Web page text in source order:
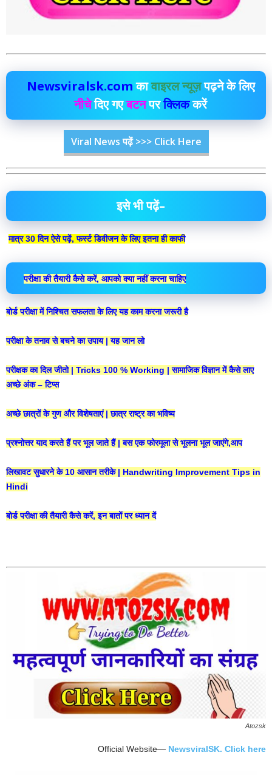
Newsviralsk.comकावाइरल न्यूज़पढ़ने के लिए
नीचेदिए गएबटनपरक्लिककरें
Viral News पढ़ें >>> Click Here
इसे भी पढ़ें–
मात्र 30 दिन ऐसे पढ़ें, फर्स्ट डिवीजन के लिए इतना ही काफी
परीक्षा की तैयारी कैसे करें, आपको क्या नहीं करना चाहिए
बोर्ड परीक्षा में निश्चित सफलता के लिए यह काम करना जरूरी है
परीक्षा के तनाव से बचने का उपाय | यह जान लो
परीक्षक का दिल जीतो | Tricks 100 % Working | सामाजिक विज्ञान में कैसे लाए
अच्छे अंक – टिप्स
अच्छे छात्रों के गुण और विशेषताएं | छात्र राष्ट्र का भविष्य
प्रश्नोत्तर याद करते हैं पर भूल जाते हैं | बस एक फोरमूला से भूलना भूल जाएंगे,आप
लिखावट सुधारने के 10 आसान तरीके | Handwriting Improvement Tips in
Hindi
बोर्ड परीक्षा की तैयारी कैसे करें, इन बातों पर ध्यान दें
Atozsk
Official Website— NewsviralSK. Click here